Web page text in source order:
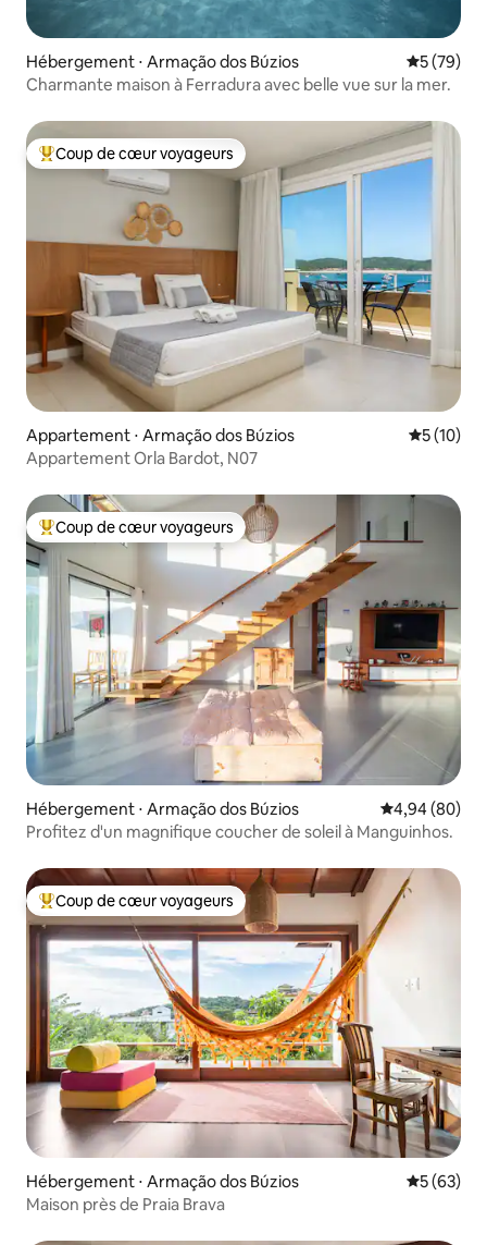
Hébergement ⋅ Armação dos Búzios
5 (79)
Charmante maison à Ferradura avec belle vue sur la mer.
Coups de cœur voyageurs les plus appréciés
Coup de cœur voyageurs
Appartement ⋅ Armação dos Búzios
5 (10)
Appartement Orla Bardot, N07
Coups de cœur voyageurs les plus appréciés
Coup de cœur voyageurs
Hébergement ⋅ Armação dos Búzios Évaluation
4,94 (80)
Profitez d'un magnifique coucher de soleil à Manguinhos.
Coups de cœur voyageurs les plus appréciés
Coup de cœur voyageurs
Hébergement ⋅ Armação dos Búzios
5 (63)
Maison près de Praia Brava